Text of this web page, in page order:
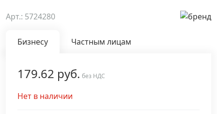
Уценка
Анкерная техника
Дюбельная техника
Арт.: 5724280
Бизнесу Частным лицам
179.62 руб. без НДС
Нет в наличии